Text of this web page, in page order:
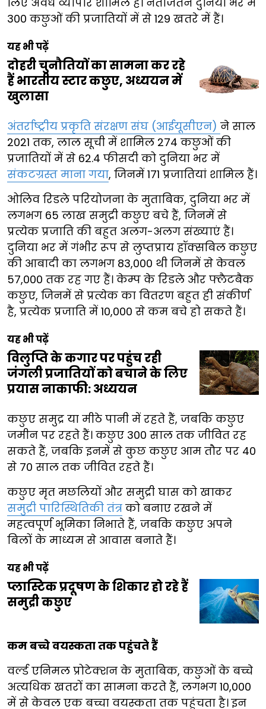
300 कछुओं की प्रजातियों में से 129 खतरे में हैं।
यह भी पढ़ें
दोहरी चुनौतियों का सामना कर रहे
हैं भारतीय स्टार कछुए, अध्ययन में
खुलासा
अंतर्राष्ट्रीय प्रकृति संरक्षण संघ (आईयूसीएन) ने साल
2021 तक, लाल सूची में शामिल 274 कछुओं की
प्रजातियों में से 62.4 फीसदी को दुनिया भर में
संकटग्रस्त माना गया, जिनमें 171 प्रजातियां शामिल हैं।
ओलिव रिडले परियोजना के मुताबिक, दुनिया भर में
लगभग 65 लाख समुद्री कछुए बचे हैं, जिनमें से
प्रत्येक प्रजाति की बहुत अलग-अलग संख्याएं हैं।
दुनिया भर में गंभीर रूप से लुप्तप्राय हॉक्सबिल कछुए
की आबादी का लगभग 83,000 थी जिनमें से केवल
57,000 तक रह गए हैं। केम्प के रिडले और फ्लैटबैक
कछुए, जिनमें से प्रत्येक का वितरण बहुत ही संकीर्ण
है, प्रत्येक प्रजाति में 10,000 से कम बचे हो सकते हैं।
यह भी पढ़ें
विलुप्ति के कगार पर पहुंच रही
जंगली प्रजातियों को बचाने के लिए
प्रयास नाकाफी: अध्ययन
कछुए समुद्र या मीठे पानी में रहते हैं, जबकि कछुए
जमीन पर रहते हैं। कछुए 300 साल तक जीवित रह
सकते हैं, जबकि इनमें से कुछ कछुए आम तौर पर 40
से 70 साल तक जीवित रहते हैं।
कछुए मृत मछलियों और समुद्री घास को खाकर
समुद्री पारिस्थितिकी तंत्र को बनाए रखने में
महत्वपूर्ण भूमिका निभाते हैं, जबकि कछुए अपने
बिलों के माध्यम से आवास बनाते हैं।
यह भी पढ़ें
प्लास्टिक प्रदूषण के शिकार हो रहे हैं
समुद्री कछुए
कम बच्चे वयस्कता तक पहुंचते हैं
वर्ल्ड एनिमल प्रोटेक्शन के मुताबिक, कछुओं के बच्चे
अत्यधिक खतरों का सामना करते हैं, लगभग 10,000
में से केवल एक बच्चा वयस्कता तक पहुंचता है। इन